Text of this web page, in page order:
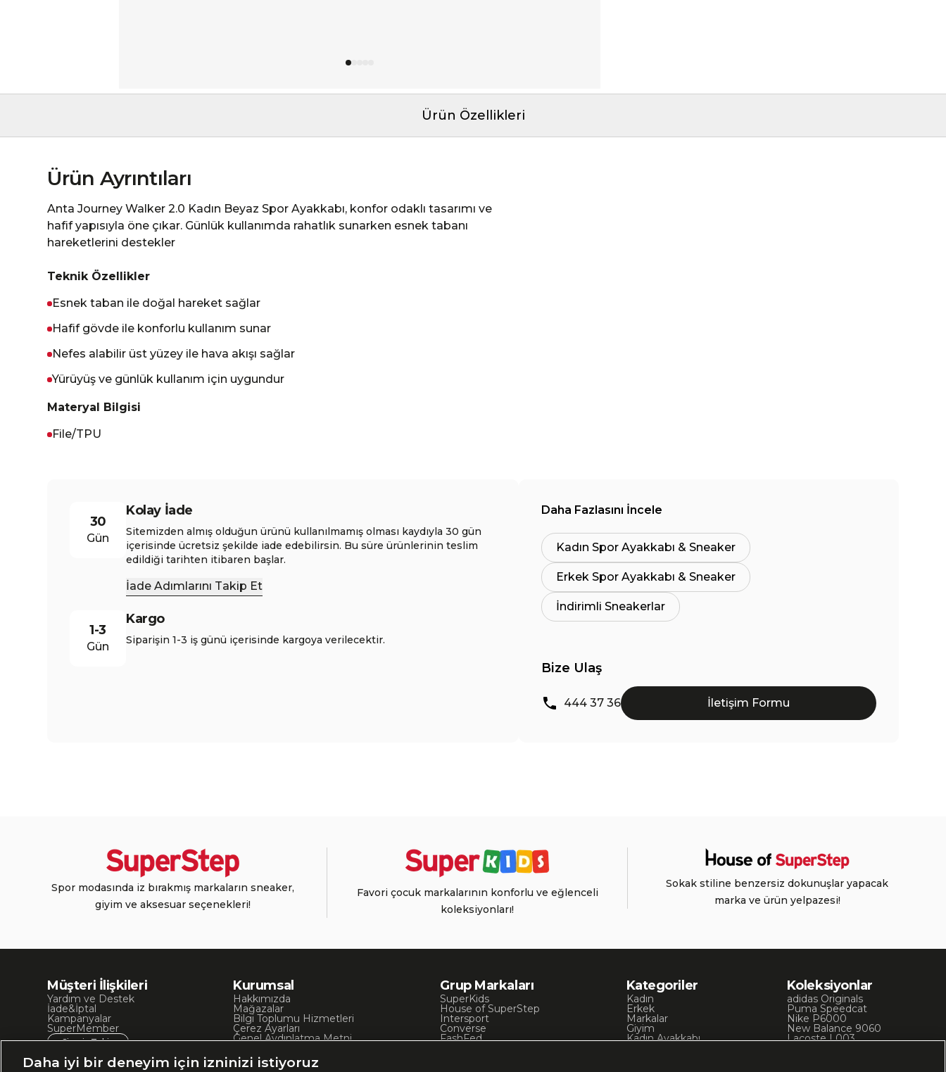
Ürün Özellikleri
Ürün Ayrıntıları
Anta Journey Walker 2.0 Kadın Beyaz Spor Ayakkabı, konfor odaklı tasarımı ve
hafif yapısıyla öne çıkar. Günlük kullanımda rahatlık sunarken esnek tabanı
hareketlerini destekler
Teknik Özellikler
Esnek taban ile doğal hareket sağlar
Hafif gövde ile konforlu kullanım sunar
Nefes alabilir üst yüzey ile hava akışı sağlar
Yürüyüş ve günlük kullanım için uygundur
Materyal Bilgisi
File/TPU
30
Gün
Kolay İade
Sitemizden almış olduğun ürünü kullanılmamış olması kaydıyla 30 gün
içerisinde ücretsiz şekilde iade edebilirsin. Bu süre ürünlerinin teslim
edildiği tarihten itibaren başlar.
İade Adımlarını Takip Et
1-3
Gün
Kargo
Siparişin 1-3 iş günü içerisinde kargoya verilecektir.
Daha Fazlasını İncele
Kadın Spor Ayakkabı & Sneaker
Erkek Spor Ayakkabı & Sneaker
İndirimli Sneakerlar
Bize Ulaş
444 37 36 İletişim Formu
Spor modasında iz bırakmış markaların sneaker,
giyim ve aksesuar seçenekleri!
Favori çocuk markalarının konforlu ve eğlenceli
koleksiyonları!
Sokak stiline benzersiz dokunuşlar yapacak
marka ve ürün yelpazesi!
Müşteri İlişkileri
Yardım ve Destek
İade&İptal
Kampanyalar
SuperMember
Sipariş Takip
Kurumsal
Hakkımızda
Mağazalar
Bilgi Toplumu Hizmetleri
Çerez Ayarları
Genel Aydınlatma Metni
Site Haritası
İşlem Rehberi
Grup Markaları
SuperKids
House of SuperStep
Intersport
Converse
FashFed
Kategoriler
Kadın
Erkek
Markalar
Giyim
Kadın Ayakkabı
Koleksiyonlar
adidas Originals
Puma Speedcat
Nike P6000
New Balance 9060
Lacoste L003
Daha iyi bir deneyim için izninizi istiyoruz